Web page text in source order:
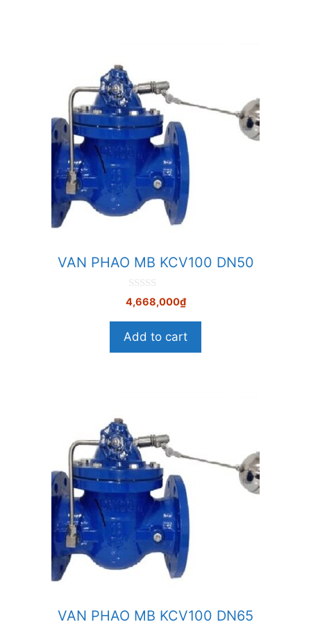
5
VAN PHAO MB KCV100 DN50
0
n
à
5
4,668,000₫
Add to cart
VAN PHAO MB KCV100 DN65